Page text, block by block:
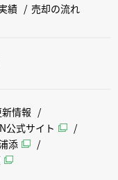
績 売却の流れ
新情報
公式サイト
添